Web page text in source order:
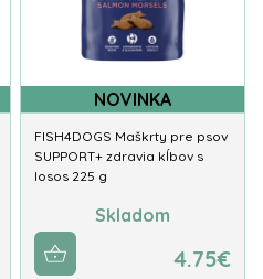
NOVINKA
FISH4DOGS Maškrty pre psov
SUPPORT+ zdravia kĺbov s
losos 225 g
Skladom
4.75€